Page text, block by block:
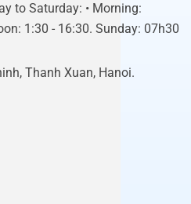
to Saturday: • Morning:
1:30 - 16:30. Sunday: 07h30
Thanh Xuan, Hanoi.